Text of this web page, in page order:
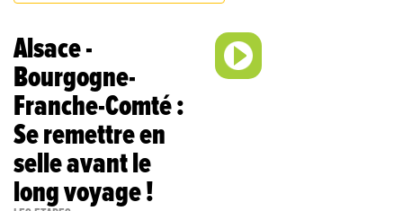
Alsace -
Bourgogne-
Franche-Comté :
Se remettre en
selle avant le
long voyage !